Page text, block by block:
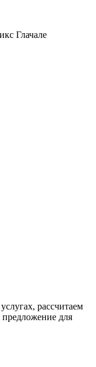
Глачале
рассчитаем
для